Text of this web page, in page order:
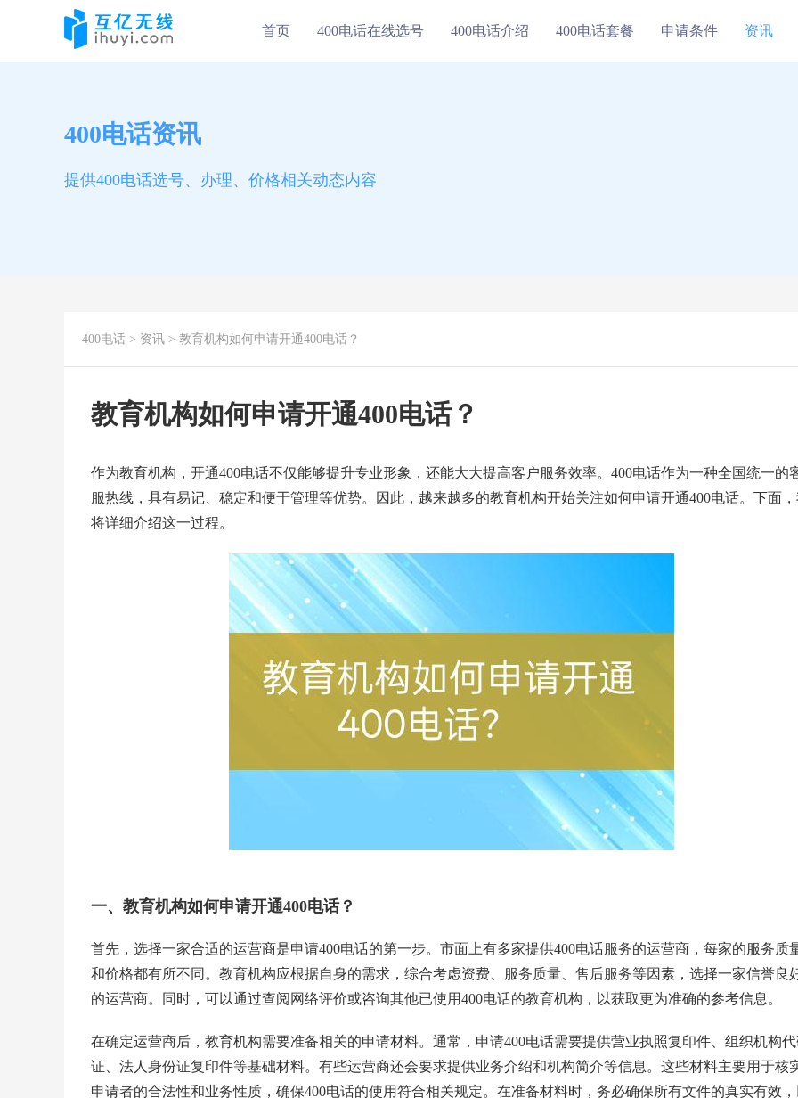
首页 400电话在线选号 400电话介绍 400电话套餐 申请条件 资讯
400电话资讯
提供400电话选号、办理、价格相关动态内容
400电话 > 资讯 > 教育机构如何申请开通400电话？
教育机构如何申请开通400电话？
作为教育机构，开通400电话不仅能够提升专业形象，还能大大提高客户服务效率。400电话作为一种全国统一的
服热线，具有易记、稳定和便于管理等优势。因此，越来越多的教育机构开始关注如何申请开通400电话。下面
将详细介绍这一过程。
一、教育机构如何申请开通400电话？
首先，选择一家合适的运营商是申请400电话的第一步。市面上有多家提供400电话服务的运营商，每家的服务质
和价格都有所不同。教育机构应根据自身的需求，综合考虑资费、服务质量、售后服务等因素，选择一家信誉良
的运营商。同时，可以通过查阅网络评价或咨询其他已使用400电话的教育机构，以获取更为准确的参考信息。
在确定运营商后，教育机构需要准备相关的申请材料。通常，申请400电话需要提供营业执照复印件、组织机构
证、法人身份证复印件等基础材料。有些运营商还会要求提供业务介绍和机构简介等信息。这些材料主要用于核
申请者的合法性和业务性质，确保400电话的使用符合相关规定。在准备材料时，务必确保所有文件的真实有效